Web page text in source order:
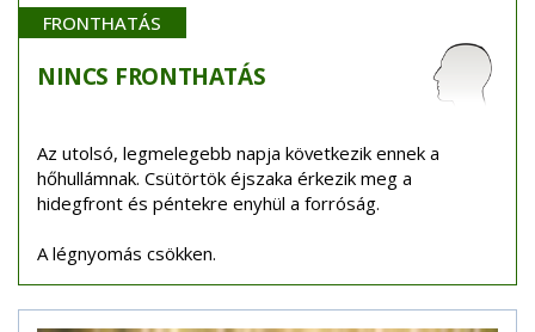
FRONTHATÁS
NINCS FRONTHATÁS
Az utolsó, legmelegebb napja következik ennek a
hőhullámnak. Csütörtök éjszaka érkezik meg a
hidegfront és péntekre enyhül a forróság.
A légnyomás csökken.